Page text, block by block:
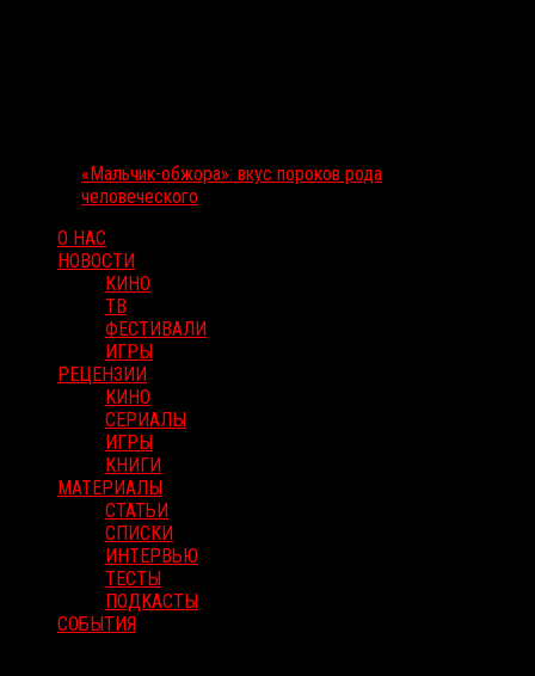
«Мальчик-обжора»: вкус пороков рода
человеческого
О НАС
НОВОСТИ
КИНО
ТВ
ФЕСТИВАЛИ
ИГРЫ
РЕЦЕНЗИИ
КИНО
СЕРИАЛЫ
ИГРЫ
КНИГИ
МАТЕРИАЛЫ
СТАТЬИ
СПИСКИ
ИНТЕРВЬЮ
ТЕСТЫ
ПОДКАСТЫ
СОБЫТИЯ